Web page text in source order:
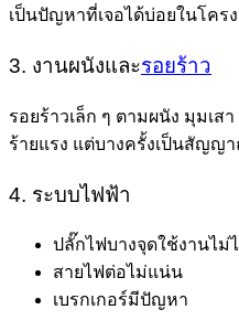
เป็นปัญหาที่เจอได้บ่อยในโคร
3. งานผนังและรอยร้าว
รอยร้าวเล็ก ๆ ตามผนัง มุมเส
ร้ายแรง แต่บางครั้งเป็นสัญญ
4. ระบบไฟฟ้า
ปลั๊กไฟบางจุดใช้งานไม่
สายไฟต่อไม่แน่น
เบรกเกอร์มีปัญหา